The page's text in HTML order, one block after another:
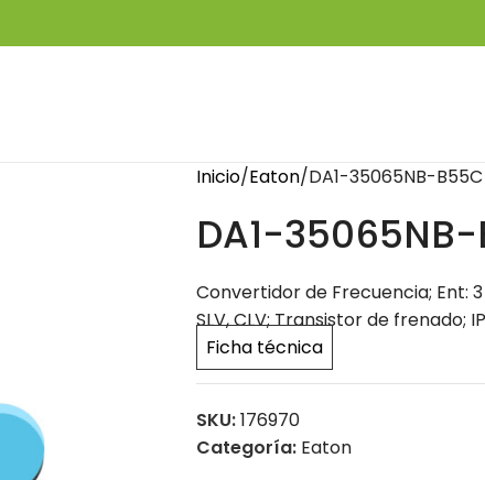
Inicio Eaton DA1-35065NB-B55C
DA1-
Convertidor de Frecuencia; Ent: 3
SLV, CLV; Transistor de frenado;
Ficha técnica
SKU:176970
Categoría: Eaton